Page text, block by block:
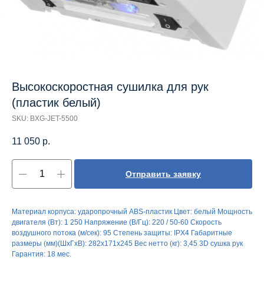
Высокоскоростная сушилка для рук
(пластик белый)
SKU: BXG-JET-5500
11 050 р.
Отправить заявку
Материал корпуса: ударопрочный ABS-пластик Цвет: белый Мощность
двигателя (Вт): 1 250 Напряжение (В/Гц): 220 / 50-60 Скорость
воздушного потока (м/сек): 95 Степень защиты: IPX4 Габаритные
размеры (мм)(ШхГхВ): 282х171х245 Вес нетто (кг): 3,45 3D сушка рук
Гарантия: 18 мес.